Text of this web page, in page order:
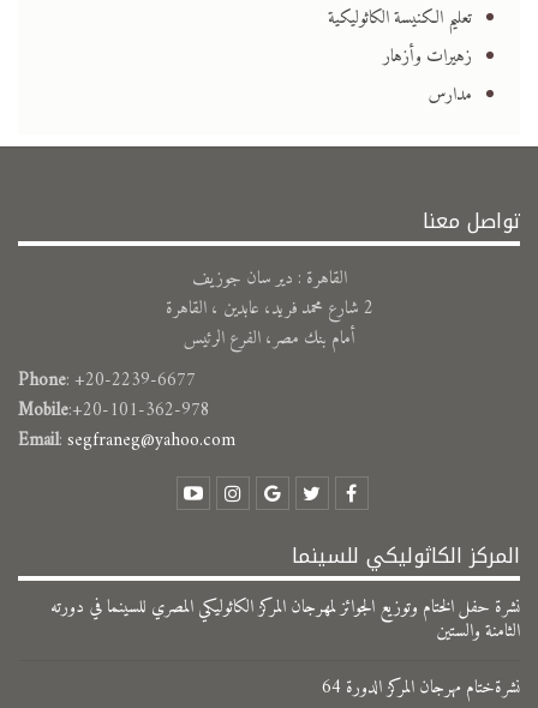
تعليم الكنيسة الكاثوليكية
زهيرات وأزهار
مدارس
تواصل معنا
القاهرة : دير سان جوزيف
2 شارع محمد فريد، عابدين ، القاهرة
أمام بنك مصر، الفرع الرئيس
Phone: +20-2239-6677
Mobile:+20-101-362-978
Email:segfraneg@yahoo.com
المركز الكاثوليكي للسينما
نشرة حفل الختام وتوزيع الجوائز لمهرجان المركز الكاثوليكي المصري للسينما في دورته
الثامنة والستين
نشرةختام مهرجان المركز الدورة 64